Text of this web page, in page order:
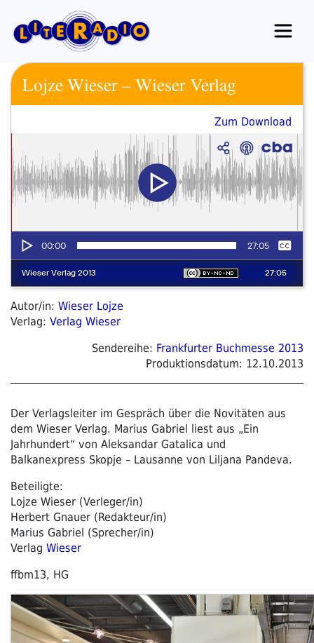
Inhalt
springen
Lojze Wieser – Wieser Verlag
Zum Download
Autor/in: Wieser Lojze
Verlag: Verlag Wieser
Sendereihe: Frankfurter Buchmesse 2013
Produktionsdatum: 12.10.2013
Der Verlagsleiter im Gespräch über die Novitäten aus
dem Wieser Verlag. Marius Gabriel liest aus „Ein
Jahrhundert“ von Aleksandar Gatalica und
Balkanexpress Skopje – Lausanne von Liljana Pandeva.
Beteiligte:
Lojze Wieser (Verleger/in)
Herbert Gnauer (Redakteur/in)
Marius Gabriel (Sprecher/in)
Verlag Wieser
ffbm13, HG